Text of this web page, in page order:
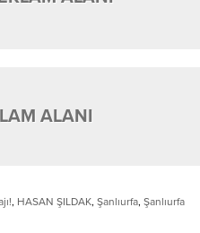
ALANI
, HASAN ŞILDAK, Şanlıurfa, Şanlıurfa